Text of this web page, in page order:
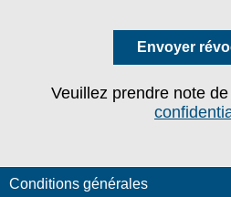
Envoyer
Veuillez prendre note
Conditions générales